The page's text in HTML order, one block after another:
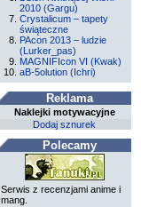
2010 (Gargu)
Crystalicum – tapety
świąteczne
PAcon 2013 – ludzie
(Lurker_pas)
MAGNIFIcon VI (Kwak)
aB-5olution (Ichri)
Reklama
Naklejki motywacyjne
Dodaj sznurek
Polecamy
Serwis z recenzjami anime i
mang.